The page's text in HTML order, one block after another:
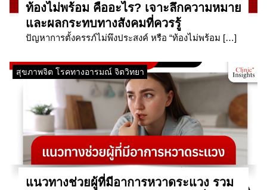
ท้องไม่พร้อม คืออะไร? เจาะลึกความหมาย
และผลกระทบทางสังคมที่ควรรู้
ปัญหาการตั้งครรภ์ไม่พึงประสงค์ หรือ “ท้องไม่พร้อม […]
สุขภาพจิต โรคทางอารมณ์ จิตวิทยา
แนวทางช่วยผู้ที่มีอาการหวาดระแวง รวม